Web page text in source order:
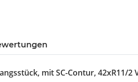
mit SC-Contur, 42xR11/2